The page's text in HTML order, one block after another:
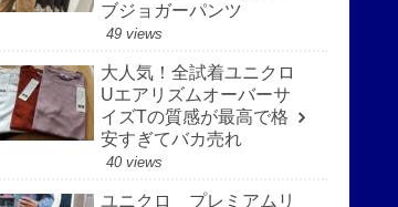
ブジョガーパンツ
49 views
大人気！全試着ユニクロ
Uエアリズムオーバーサ
イズTの質感が最高で格
安すぎてバカ売れ
40 views
ユニクロ プレミアムリ